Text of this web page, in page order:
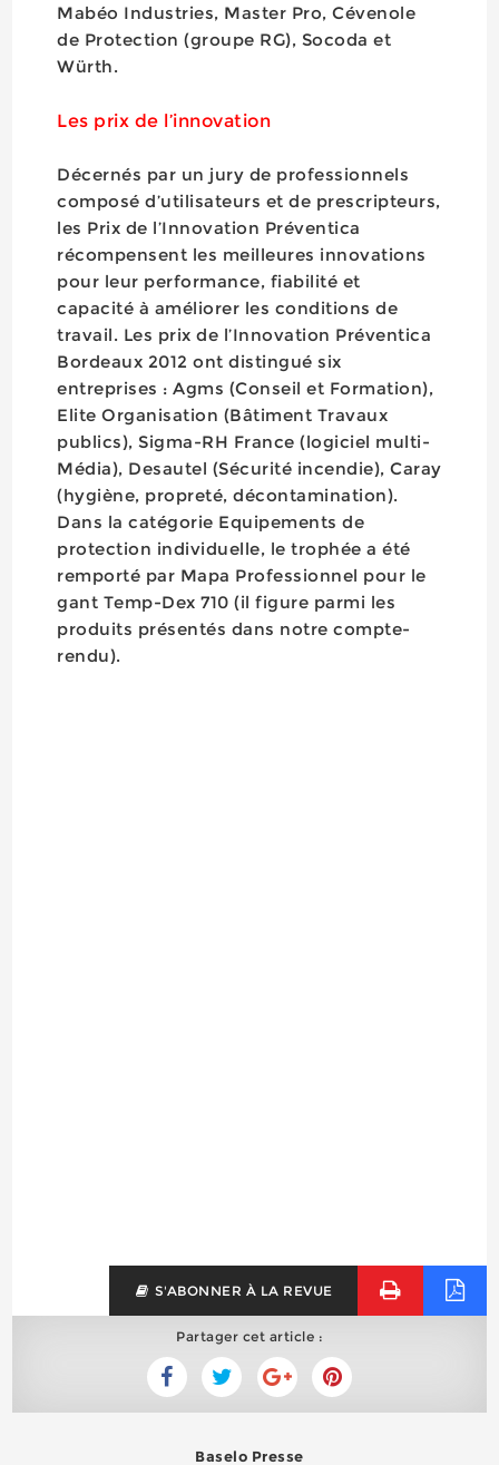
Mabéo Industries, Master Pro, Cévenole
de Protection (groupe RG), Socoda et
Würth.
Les prix de l’innovation
Décernés par un jury de professionnels
composé d’utilisateurs et de prescripteurs,
les Prix de l’Innovation Préventica
récompensent les meilleures innovations
pour leur performance, fiabilité et
capacité à améliorer les conditions de
travail. Les prix de l’Innovation Préventica
Bordeaux 2012 ont distingué six
entreprises : Agms (Conseil et Formation),
Elite Organisation (Bâtiment Travaux
publics), Sigma-RH France (logiciel multi-
Média), Desautel (Sécurité incendie), Caray
(hygiène, propreté, décontamination).
Dans la catégorie Equipements de
protection individuelle, le trophée a été
remporté par Mapa Professionnel pour le
gant Temp-Dex 710 (il figure parmi les
produits présentés dans notre compte-
rendu).
S'ABONNER À LA REVUE
Partager cet article :
Baselo Presse